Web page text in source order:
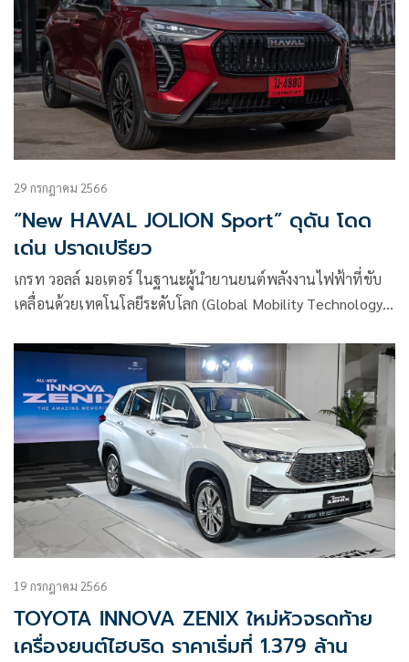
29 กรกฎาคม 2566
“New HAVAL JOLION Sport” ดุดัน โดด
เด่น ปราดเปรียว
เกรท วอลล์ มอเตอร์ ในฐานะผู้นำยานยนต์พลังงานไฟฟ้าที่ขับ
เคลื่อนด้วยเทคโนโลยีระดับโลก (Global Mobility Technology
19 กรกฎาคม 2566
TOYOTA INNOVA ZENIX ใหม่หัวจรดท้าย
เครื่องยนต์ไฮบริด ราคาเริ่มที่ 1.379 ล้าน